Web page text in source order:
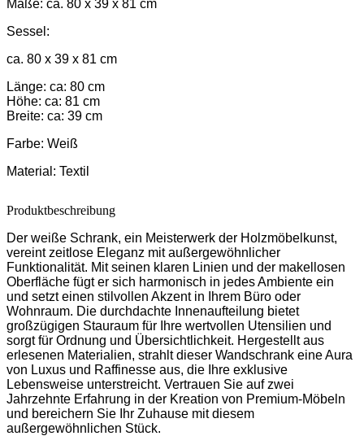
Maße: ca. 80 x 39 x 81 cm
Sessel:
ca. 80 x 39 x 81 cm
Länge: ca: 80 cm
Höhe: ca: 81 cm
Breite: ca: 39 cm
Farbe: Weiß
Material: Textil
Produktbeschreibung
Der weiße Schrank, ein Meisterwerk der Holzmöbelkunst,
vereint zeitlose Eleganz mit außergewöhnlicher
Funktionalität. Mit seinen klaren Linien und der makellosen
Oberfläche fügt er sich harmonisch in jedes Ambiente ein
und setzt einen stilvollen Akzent in Ihrem Büro oder
Wohnraum. Die durchdachte Innenaufteilung bietet
großzügigen Stauraum für Ihre wertvollen Utensilien und
sorgt für Ordnung und Übersichtlichkeit. Hergestellt aus
erlesenen Materialien, strahlt dieser Wandschrank eine Aura
von Luxus und Raffinesse aus, die Ihre exklusive
Lebensweise unterstreicht. Vertrauen Sie auf zwei
Jahrzehnte Erfahrung in der Kreation von Premium-Möbeln
und bereichern Sie Ihr Zuhause mit diesem
außergewöhnlichen Stück.